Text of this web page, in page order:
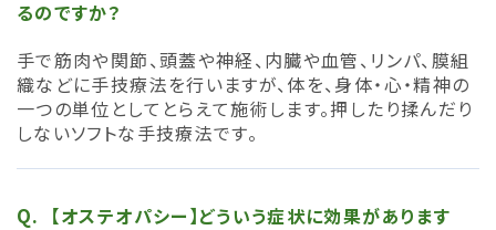
るのですか？
手で筋肉や関節、頭蓋や神経、内臓や血管、リンパ、膜組
織などに手技療法を行いますが、体を、身体・心・精神の
一つの単位としてとらえて施術します。押したり揉んだり
しないソフトな手技療法です。
【オステオパシー】どういう症状に効果があります